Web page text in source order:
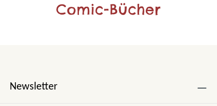
Comic-Bücher
Newsletter